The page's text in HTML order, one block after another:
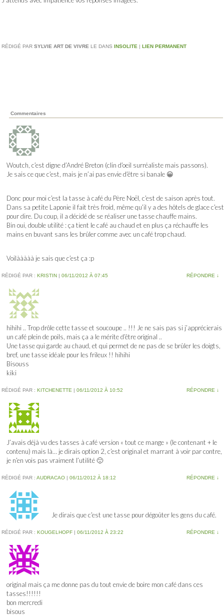
RÉDIGÉ PAR SYLVIE ART DE VIVRE LE DANS INSOLITE | LIEN PERMANENT
Commentaires
Woutch, c’est digne d’André Breton (clin d’oeil surréaliste mais passons).
Je sais ce que c’est, mais je n’ai pas envie d’être si banale 😀
Donc pour moi c’est la tasse à café du Père Noël, c’est de saison après tout.
Dans sa petite Laponie il fait très froid, même qu’il y a des hôtels de glace c’est
pour dire. Du coup, il a décidé de se réaliser une tasse chauffe mains.
Bin oui, double utilité : ça tient le café au chaud et en plus ça réchauffe les
mains en buvant sans les brûler comme avec un café trop chaud.
Voilààààà je sais que c’est ça :p
RÉDIGÉ PAR : KRISTIN | 06/11/2012 À 07:45 RÉPONDRE ↓
hihihi .. Trop drôle cette tasse et soucoupe .. !!! Je ne sais pas si j’apprécierais
un café plein de poils, mais ça a le mérite d’être original ..
Une tasse qui garde au chaud, et qui permet de ne pas de se brûler les doigts,
bref, une tasse idéale pour les frileux !! hihihi
Bisouss
kiki
RÉDIGÉ PAR : KITCHENETTE | 06/11/2012 À 10:52 RÉPONDRE ↓
J’avais déjà vu des tasses à café version « tout ce mange » (le contenant + le
contenu) mais là… je dirais option 2, c’est original et marrant à voir par contre,
je n’en vois pas vraiment l’utilité 🙂
RÉDIGÉ PAR : AUDRACAO | 06/11/2012 À 18:12 RÉPONDRE ↓
Je dirais que c’est une tasse pour dégoûter les gens du café.
RÉDIGÉ PAR : KOUGELHOPF | 06/11/2012 À 23:22 RÉPONDRE ↓
original mais ça me donne pas du tout envie de boire mon café dans ces
tasses!!!!!!
bon mercredi
bisous